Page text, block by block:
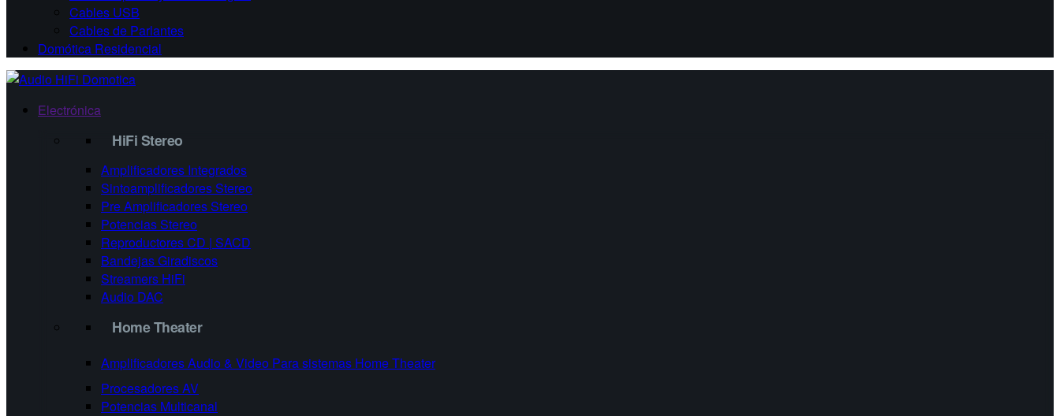
Cables USB
Cables de Parlantes
Domótica Residencial
Electrónica
HiFi Stereo
Amplificadores Integrados
Sintoamplificadores Stereo
Pre Amplificadores Stereo
Potencias Stereo
Reproductores CD | SACD
Bandejas Giradiscos
Streamers HiFi
Audio DAC
Home Theater
Amplificadores Audio & Video Para sistemas Home Theater
Procesadores AV
Potencias Multicanal